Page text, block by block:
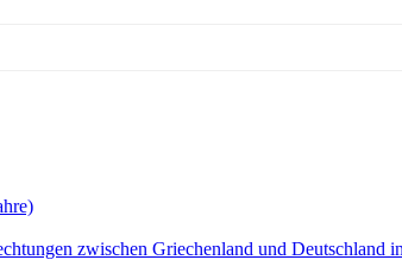
zwischen Griechenland und Deutschland